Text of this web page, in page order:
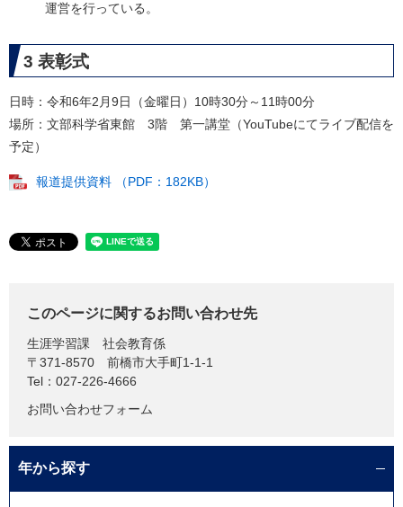
運営を行っている。
3 表彰式
日時：令和6年2月9日（金曜日）10時30分～11時00分
場所：文部科学省東館 3階 第一講堂（YouTubeにてライブ配信を
予定）
報道提供資料 （PDF：182KB）
このページに関するお問い合わせ先
生涯学習課
社会教育係
〒371-8570
前橋市大手町1-1-1
Tel：027-226-4666
お問い合わせフォーム
年から探す